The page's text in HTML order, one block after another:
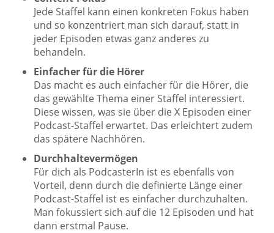
Jede Staffel kann einen konkreten Fokus haben
und so konzentriert man sich darauf, statt in
jeder Episoden etwas ganz anderes zu
behandeln.
Einfacher für die Hörer
Das macht es auch einfacher für die Hörer, die
das gewählte Thema einer Staffel interessiert.
Diese wissen, was sie über die X Episoden einer
Podcast-Staffel erwartet. Das erleichtert zudem
das spätere Nachhören.
Durchhaltevermögen
Für dich als PodcasterIn ist es ebenfalls von
Vorteil, denn durch die definierte Länge einer
Podcast-Staffel ist es einfacher durchzuhalten.
Man fokussiert sich auf die 12 Episoden und hat
dann erstmal Pause.